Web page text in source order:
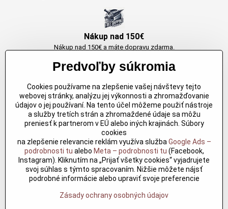
Nákup nad 150€
Nákup nad 150€ a máte dopravu zdarma.
Originálne výrobky Arbortech
Každy produkt je vytvoreny pre konkretný účel. Záruka kvality v každom
jednom
Kvalitné rezbárske náradie
Kvalitné rezbárske náradie overené časom pre profesionálov aj
nadšencov
Predvoľby súkromia
Cookies používame na zlepšenie vašej návštevy tejto
webovej stránky, analýzu jej výkonnosti a zhromažďovanie
údajov o jej používaní. Na tento účel môžeme použiť nástroje
a služby tretích strán a zhromaždené údaje sa môžu
preniesť k partnerom v EÚ alebo iných krajinách. Súbory
cookies
na zlepšenie relevancie reklám využíva služba Google Ads –
podrobnosti tu alebo Meta – podrobnosti tu (Facebook,
Instagram). Kliknutím na „Prijať všetky cookies“ vyjadrujete
svoj súhlas s týmto spracovaním. Nižšie môžete nájsť
podrobné informácie alebo upraviť svoje preferencie
Zásady ochrany osobných údajov